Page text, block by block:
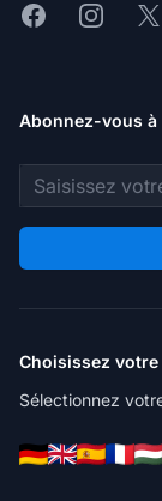
FacebookInstagram
X
Abonnez-vous
Adresse e-mail
Choisissez
Sélectionnez